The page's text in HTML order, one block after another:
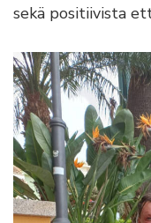
sekä positiivista